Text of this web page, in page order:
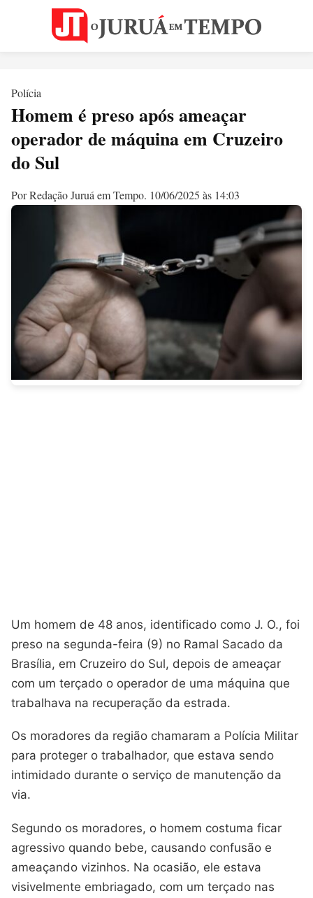
Polícia
Homem é preso após ameaçar
operador de máquina em Cruzeiro
do Sul
Por Redação Juruá em Tempo. 10/06/2025 às 14:03
Um homem de 48 anos, identificado como J. O., foi
preso na segunda-feira (9) no Ramal Sacado da
Brasília, em Cruzeiro do Sul, depois de ameaçar
com um terçado o operador de uma máquina que
trabalhava na recuperação da estrada.
Os moradores da região chamaram a Polícia Militar
para proteger o trabalhador, que estava sendo
intimidado durante o serviço de manutenção da
via.
Segundo os moradores, o homem costuma ficar
agressivo quando bebe, causando confusão e
ameaçando vizinhos. Na ocasião, ele estava
visivelmente embriagado, com um terçado nas